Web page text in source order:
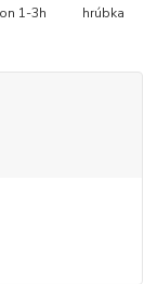
1-3h hrúbka